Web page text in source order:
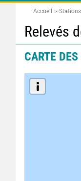
Accueil
Relevés
CARTE